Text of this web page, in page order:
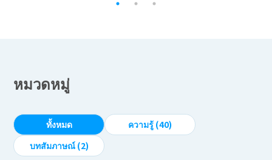
หมวดหมู่
ทั้งหมด
ความรู้ (40)
บทสัมภาษณ์ (2)